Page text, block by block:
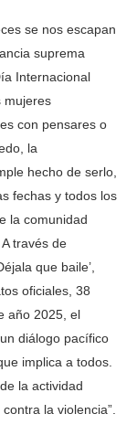
se nos escapan
suprema
Internacional
mujeres
con pensares o
la
hecho de serlo,
fechas y todos los
la comunidad
través de
que baile’,
oficiales, 38
año 2025, el
diálogo pacífico
implica a todos.
la actividad
la violencia”.